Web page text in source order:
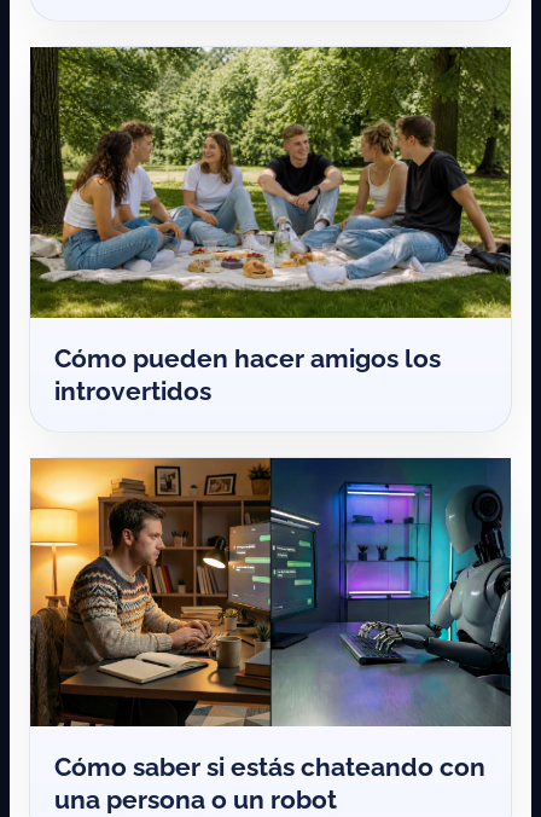
Cómo pueden hacer amigos los
introvertidos
Cómo saber si estás chateando con
una persona o un robot